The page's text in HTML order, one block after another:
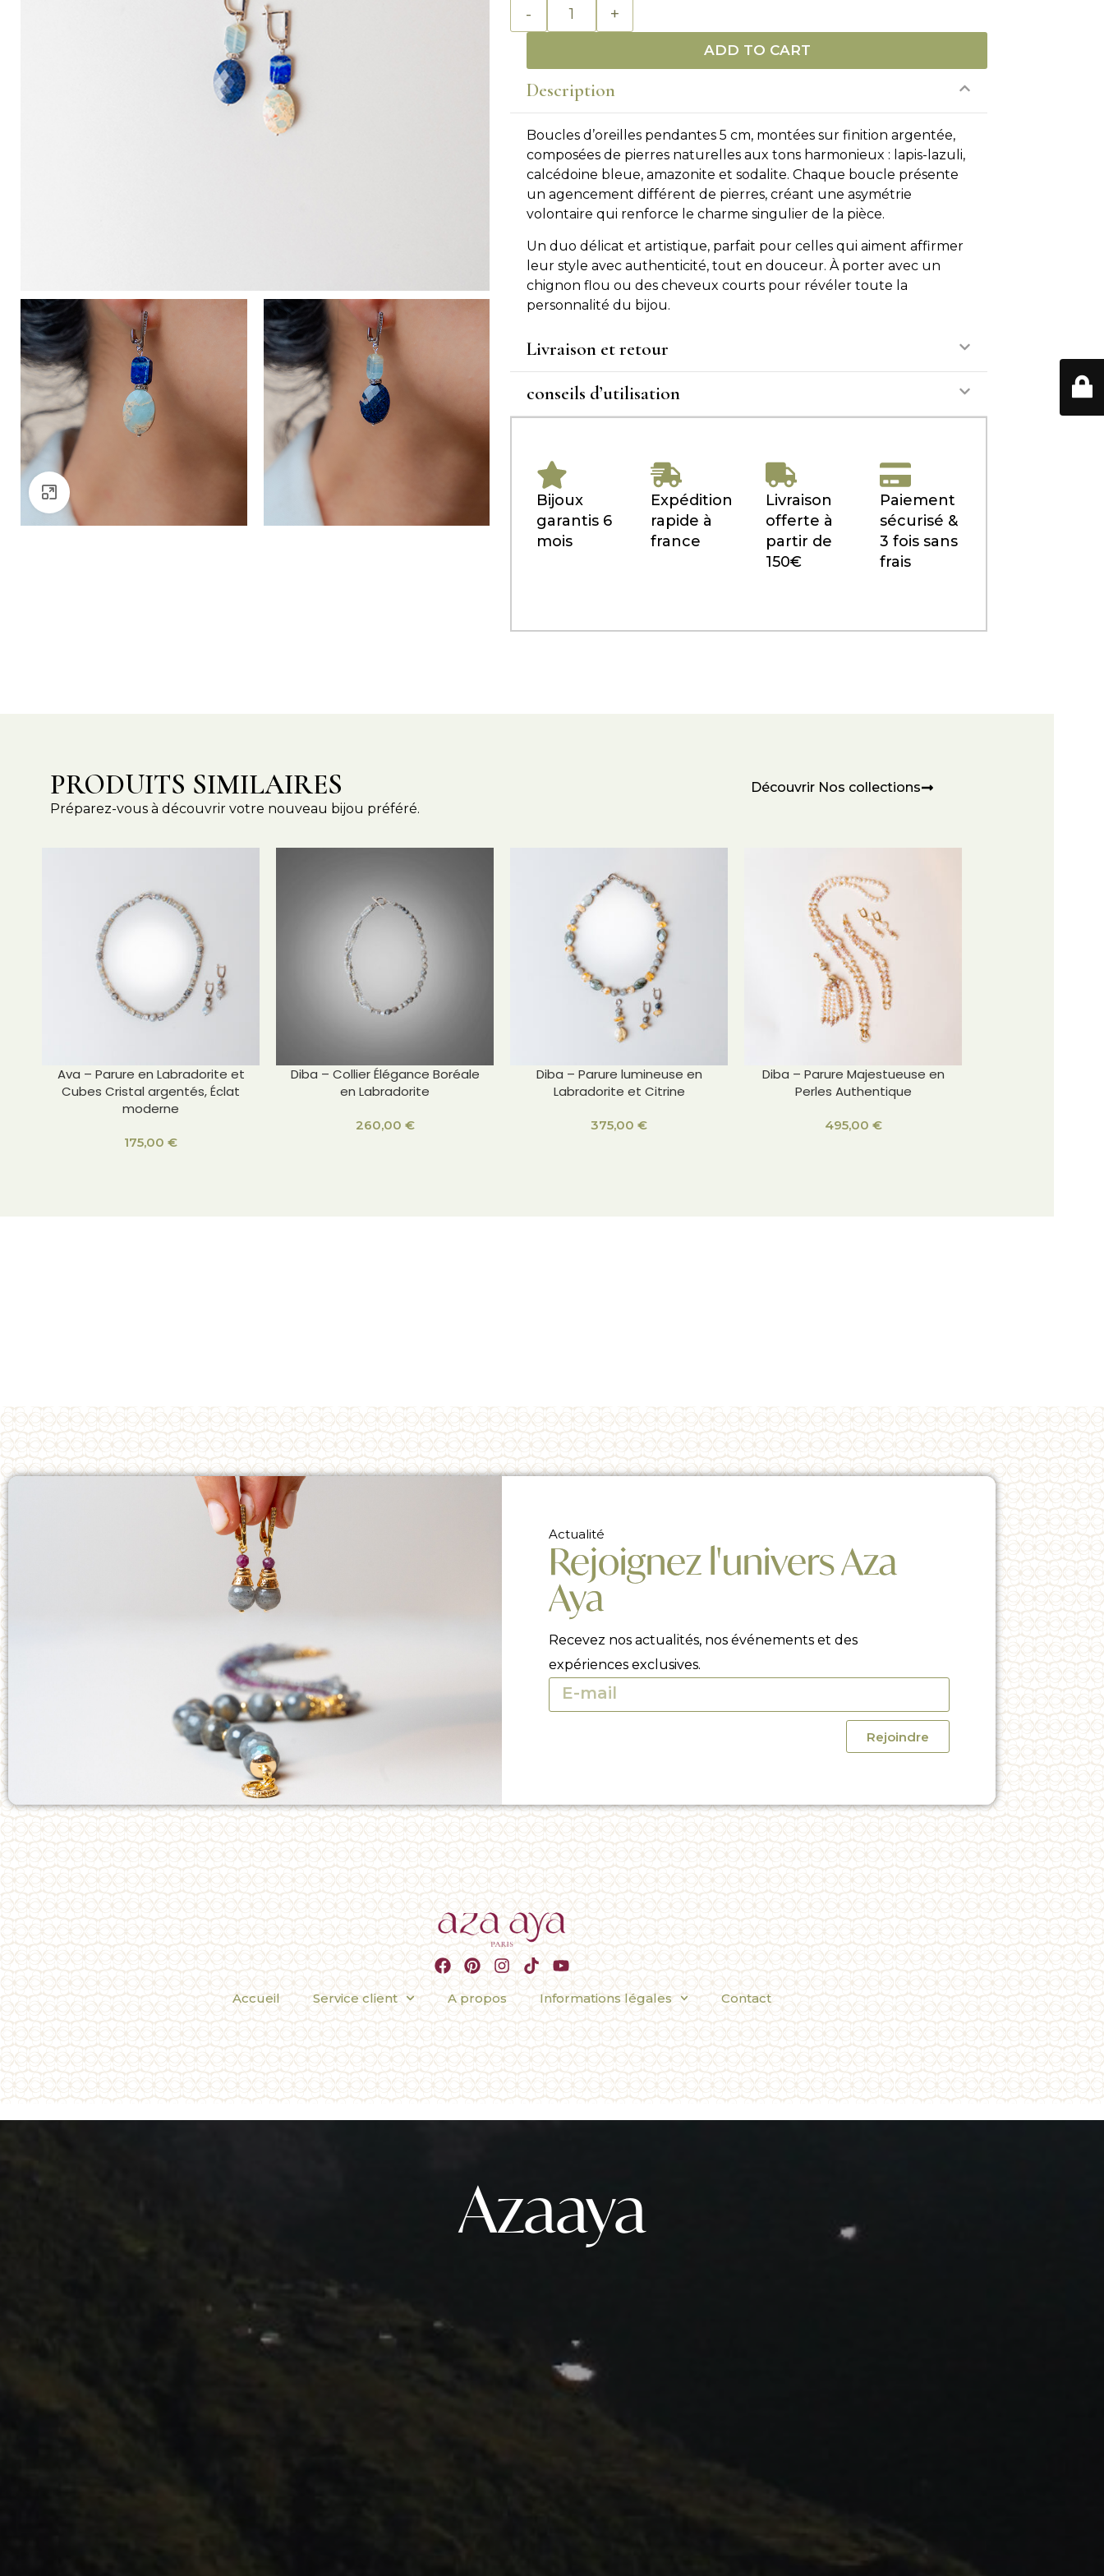
ADD TO CART
Description
Boucles d’oreilles pendantes 5 cm, montées sur finition argentée,
composées de pierres naturelles aux tons harmonieux : lapis-lazuli,
calcédoine bleue, amazonite et sodalite. Chaque boucle présente
un agencement différent de pierres, créant une asymétrie
volontaire qui renforce le charme singulier de la pièce.
Un duo délicat et artistique, parfait pour celles qui aiment affirmer
leur style avec authenticité, tout en douceur. À porter avec un
chignon flou ou des cheveux courts pour révéler toute la
personnalité du bijou.
Livraison et retour
conseils d’utilisation
Bijoux
garantis 6
mois
Expédition
rapide à
france
Livraison
offerte à
partir de
150€
Paiement
sécurisé &
3 fois sans
frais
PRODUITS SIMILAIRES
Préparez-vous à découvrir votre nouveau bijou préféré.
Découvrir Nos collections
Ava – Parure en Labradorite et
Cubes Cristal argentés, Éclat
moderne
175,00 €
Diba – Collier Élégance Boréale
en Labradorite
260,00 €
Diba – Parure lumineuse en
Labradorite et Citrine
375,00 €
Diba – Parure Majestueuse en
Perles Authentique
495,00 €
Actualité
Rejoignez l'univers Aza
Aya
Recevez nos actualités, nos événements et des
expériences exclusives.
Rejoindre
Accueil Service client A propos Informations légales Contact
Azaaya